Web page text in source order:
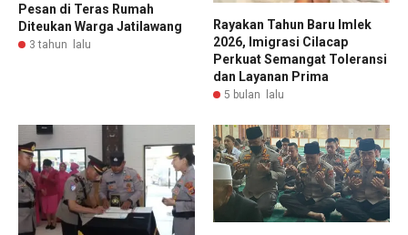
Pesan di Teras Rumah
Diteukan Warga Jatilawang
3 tahun lalu
Rayakan Tahun Baru Imlek
2026, Imigrasi Cilacap
Perkuat Semangat Toleransi
dan Layanan Prima
5 bulan lalu